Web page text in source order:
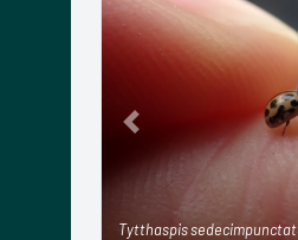
Tytthaspis
Previous